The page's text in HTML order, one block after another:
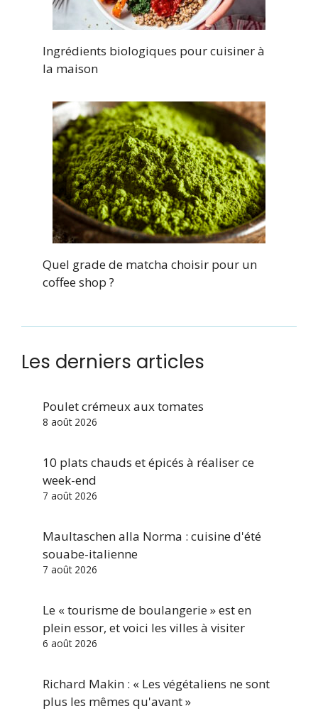
Ingrédients biologiques pour cuisiner à
la maison
Quel grade de matcha choisir pour un
coffee shop ?
Les derniers articles
Poulet crémeux aux tomates
8 août 2026
10 plats chauds et épicés à réaliser ce
week-end
7 août 2026
Maultaschen alla Norma : cuisine d'été
souabe-italienne
7 août 2026
Le « tourisme de boulangerie » est en
plein essor, et voici les villes à visiter
6 août 2026
Richard Makin : « Les végétaliens ne sont
plus les mêmes qu'avant »